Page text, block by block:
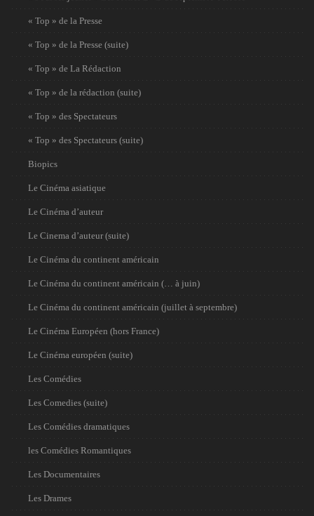
« Top » de la Presse
« Top » de la Presse (suite)
« Top » de La Rédaction
« Top » de la rédaction (suite)
« Top » des Spectateurs
« Top » des Spectateurs (suite)
Biopics
Le Cinéma asiatique
Le Cinéma d’auteur
Le Cinema d’auteur (suite)
Le Cinéma du continent américain
Le Cinéma du continent américain (… à juin)
Le Cinéma du continent américain (juillet à septembre)
Le Cinéma Européen (hors France)
Le Cinéma européen (suite)
Les Comédies
Les Comedies (suite)
Les Comédies dramatiques
les Comédies Romantiques
Les Documentaires
Les Drames